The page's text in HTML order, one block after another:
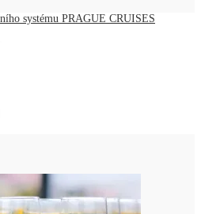
systému PRAGUE CRUISES